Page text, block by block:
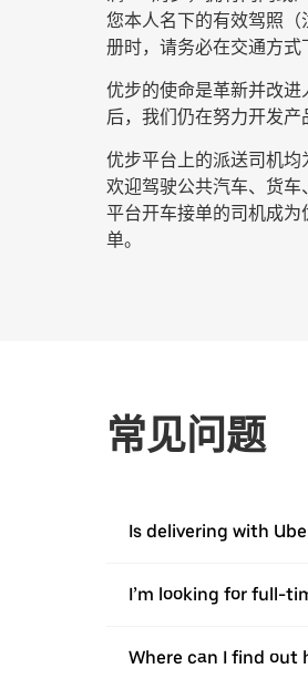
您本人名下的有效驾照
册时，请务必在交通方式
优步的使命是革新并改
后，我们仍在努力开发
优步平台上的派送司机
欢迎驾驶公共汽车、货
平台开车接单的司机成
单。
常见问题
Is delivering with
I’m looking for full-
Where can I find out